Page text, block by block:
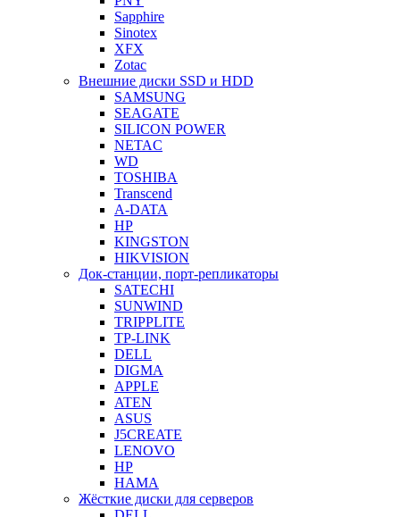
Sapphire
Sinotex
XFX
Zotac
Внешние диски SSD и HDD
SAMSUNG
SEAGATE
SILICON POWER
NETAC
WD
TOSHIBA
Transcend
A-DATA
HP
KINGSTON
HIKVISION
Док-станции, порт-репликаторы
SATECHI
SUNWIND
TRIPPLITE
TP-LINK
DELL
DIGMA
APPLE
ATEN
ASUS
J5CREATE
LENOVO
HP
HAMA
Жёсткие диски для серверов